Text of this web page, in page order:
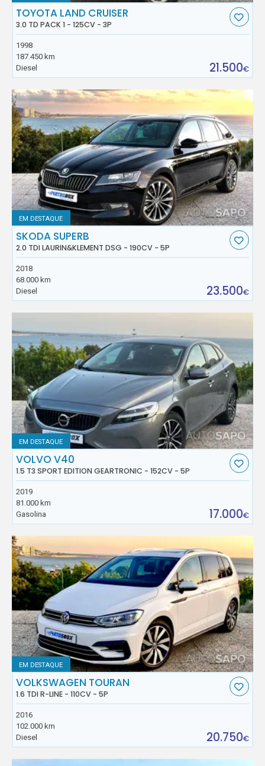
TOYOTA LAND CRUISER
3.0 TD PACK 1 - 125CV - 3P
1998
187.450 km
Diesel
21.500€
EM DESTAQUE
SKODA SUPERB
2.0 TDI LAURIN&KLEMENT DSG - 190CV - 5P
2018
68.000 km
Diesel
23.500€
EM DESTAQUE
VOLVO V40
1.5 T3 SPORT EDITION GEARTRONIC - 152CV - 5P
2019
81.000 km
Gasolina
17.000€
EM DESTAQUE
VOLKSWAGEN TOURAN
1.6 TDI R-LINE - 110CV - 5P
2016
102.000 km
Diesel
20.750€